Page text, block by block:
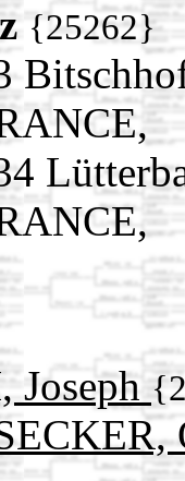
{25262}
Joseph